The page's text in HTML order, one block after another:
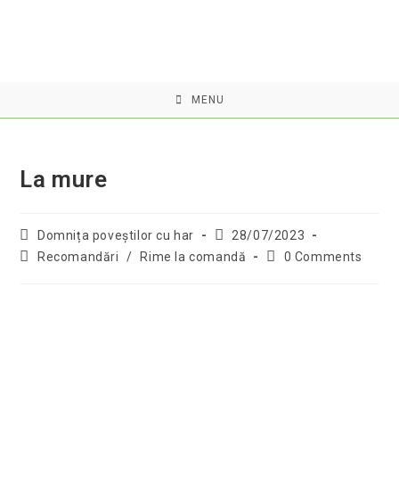
MENU
La mure
Post
author:
Domnița poveştilor cu har
Post
published:
28/07/2023
PostRecomandări / Rime la comandă
Post0 Comments